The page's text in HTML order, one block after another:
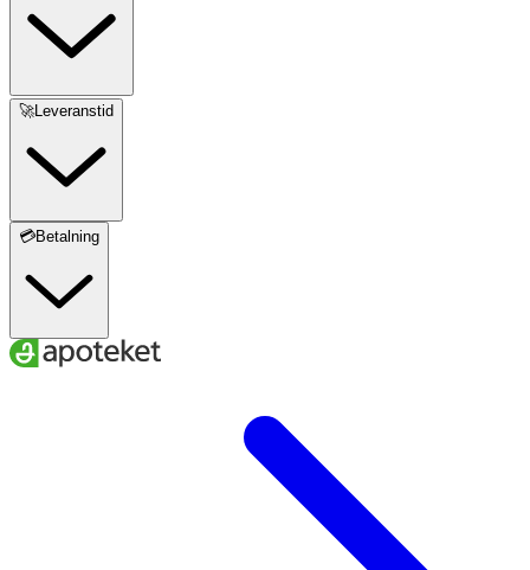
🚀Leveranstid
💳Betalning